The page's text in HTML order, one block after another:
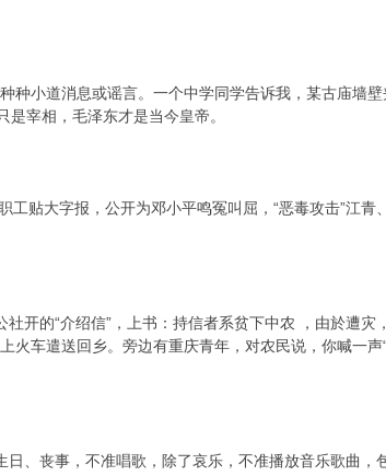
小道消息或谣言。一个中学同学告诉我，某古庙墙壁
宰相，毛泽东才是当今皇帝。
贴大字报，公开为邓小平鸣冤叫屈，“恶毒攻击”江青
的“介绍信”，上书：持信者系贫下中农 ，由於遭灾
火车遣送回乡。旁边有重庆青年，对农民说，你喊一声
、丧事，不准唱歌，除了哀乐，不准播放音乐歌曲，